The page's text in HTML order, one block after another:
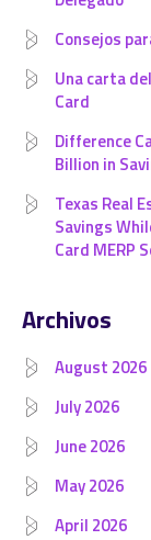
Consejos
Una carta
Card
Difference
Billion in
Texas Real
Savings
Card MERP
Archivos
August 2026
July 2026
June 2026
May 2026
April 2026